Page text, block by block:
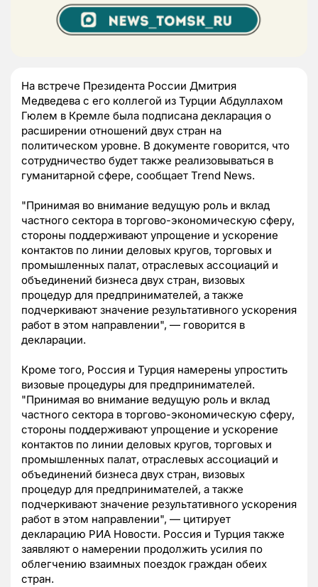
На встрече Президента России Дмитрия
Медведева с его коллегой из Турции Абдуллахом
Гюлем в Кремле была подписана декларация о
расширении отношений двух стран на
политическом уровне. В документе говорится, что
сотрудничество будет также реализовываться в
гуманитарной сфере, сообщает Trend News.
"Принимая во внимание ведущую роль и вклад
частного сектора в торгово-экономическую сферу,
стороны поддерживают упрощение и ускорение
контактов по линии деловых кругов, торговых и
промышленных палат, отраслевых ассоциаций и
объединений бизнеса двух стран, визовых
процедур для предпринимателей, а также
подчеркивают значение результативного ускорения
работ в этом направлении", — говорится в
декларации.
Кроме того, Россия и Турция намерены упростить
визовые процедуры для предпринимателей.
"Принимая во внимание ведущую роль и вклад
частного сектора в торгово-экономическую сферу,
стороны поддерживают упрощение и ускорение
контактов по линии деловых кругов, торговых и
промышленных палат, отраслевых ассоциаций и
объединений бизнеса двух стран, визовых
процедур для предпринимателей, а также
подчеркивают значение результативного ускорения
работ в этом направлении", — цитирует
декларацию РИА Новости. Россия и Турция также
заявляют о намерении продолжить усилия по
облегчению взаимных поездок граждан обеих
стран.